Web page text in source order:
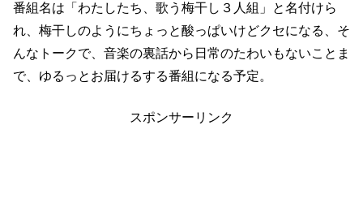
番組名は「わたしたち、歌う梅干し３人組」と名付けら
れ、梅干しのようにちょっと酸っぱいけどクセになる、そ
んなトークで、音楽の裏話から日常のたわいもないことま
で、ゆるっとお届けるする番組になる予定。
スポンサーリンク